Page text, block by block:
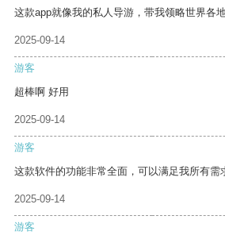
这款app就像我的私人导游，带我领略世界各地
2025-09-14
游客
超棒啊 好用
2025-09-14
游客
这款软件的功能非常全面，可以满足我所有需
2025-09-14
游客